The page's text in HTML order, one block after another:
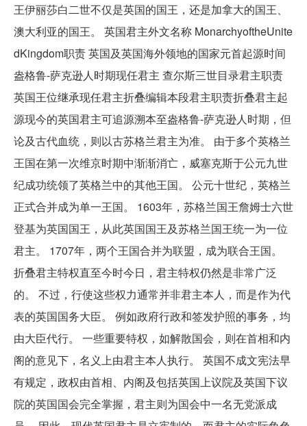
王伊丽莎白二世不仅是英国的国王，还是加拿大的国王、
澳大利亚的国王。 英国君主外文名称 MonarchyoftheUnite
dKingdom职责 英国及英国海外领地的国家元首起源时间
盎格鲁-萨克逊人时期现任君主 查尔斯三世目录君主职责
英国王位继承现任君主折叠编辑本段君主职责折叠君主起
源现今的英国君主可追源溯本至盎格鲁-萨克逊人时期，但
论及古代血统，则以古苏格兰君主为准。 由于多个英格兰
王国在第一次维京时期中渐渐消亡，威塞克斯于公元九世
纪成功统领了英格兰中的其他王国。 公元十世纪，英格兰
正式合并成为单一王国。 1603年，苏格兰国王詹姆士六世
登基为英国国王，从此英国国王及苏格兰国王统一为一位
君主。 1707年，两个王国合并为联盟，成为联合王国。
折叠君主特权直至今时今日，君主特权仍然是非常广泛
的。 不过，行使这些权力通常并非君主本人，而是作为代
表的英国国务大臣。 例如政府行政和签发护照的事务，均
由大臣代行。 一些重要特权，如解散国会，则在首相和内
阁的意见下，名义上由君主本人执行。 英国不成文宪法早
有规定，政权由首相、内阁及包括英国上议院及英国下议
院的英国国会完全掌握，君主则为国会中一名无党派成